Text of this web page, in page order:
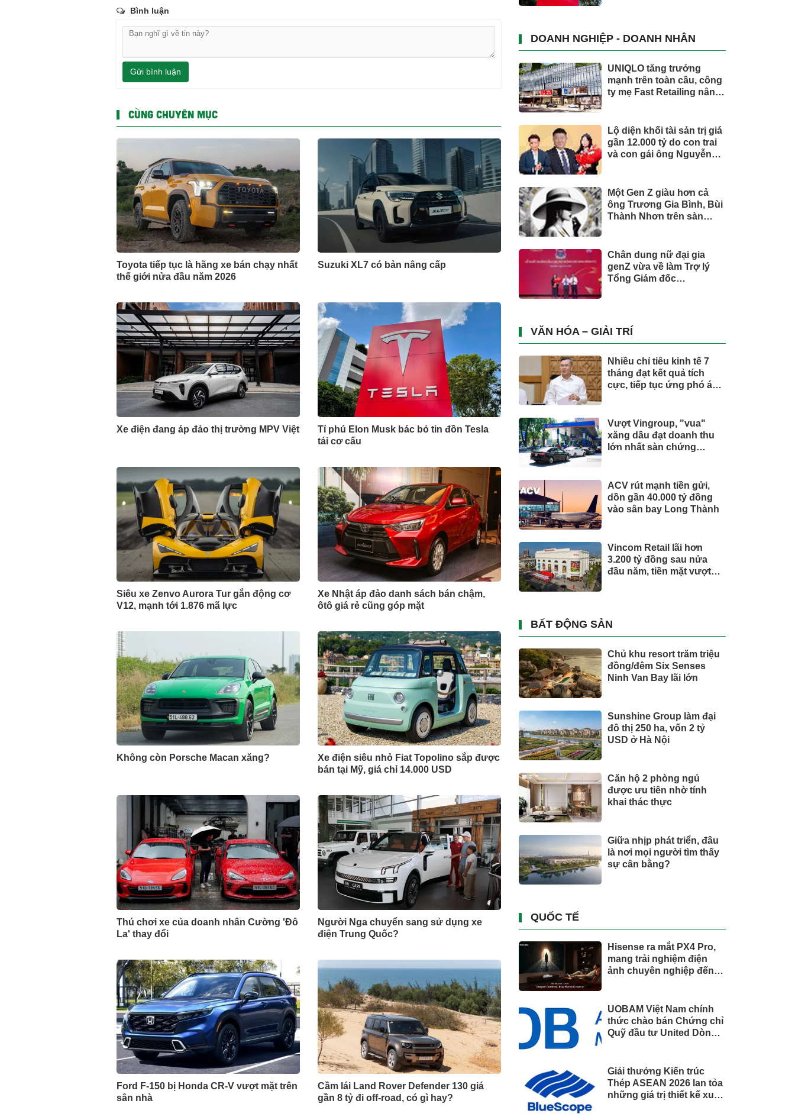
Bình luận
Gửi bình luận
CÙNG CHUYÊN MỤC
Toyota tiếp tục là hãng xe bán chạy nhất
thế giới nửa đầu năm 2026
Suzuki XL7 có bản nâng cấp
Xe điện đang áp đảo thị trường MPV Việt
Tỉ phú Elon Musk bác bỏ tin đồn Tesla
tái cơ cấu
Siêu xe Zenvo Aurora Tur gắn động cơ
V12, mạnh tới 1.876 mã lực
Xe Nhật áp đảo danh sách bán chậm,
ôtô giá rẻ cũng góp mặt
Không còn Porsche Macan xăng?
Xe điện siêu nhỏ Fiat Topolino sắp được
bán tại Mỹ, giá chỉ 14.000 USD
Thú chơi xe của doanh nhân Cường 'Đô
La' thay đổi
Người Nga chuyển sang sử dụng xe
điện Trung Quốc?
Ford F-150 bị Honda CR-V vượt mặt trên
sân nhà
Cầm lái Land Rover Defender 130 giá
gần 8 tỷ đi off-road, có gì hay?
DOANH NGHIỆP - DOANH NHÂN
UNIQLO tăng trưởng
mạnh trên toàn cầu, công
ty mẹ Fast Retailing nâng
Lộ diện khối tài sản trị giá
gần 12.000 tỷ do con trai
và con gái ông Nguyễn
Một Gen Z giàu hơn cả
ông Trương Gia Bình, Bùi
Thành Nhơn trên sàn
Chân dung nữ đại gia
genZ vừa về làm Trợ lý
Tổng Giám đốc
trụ, nắm giữ khối tài sản
hàng nghìn tỷ
VĂN HÓA – GIẢI TRÍ
Nhiều chỉ tiêu kinh tế 7
tháng đạt kết quả tích
cực, tiếp tục ứng phó áp
Vượt Vingroup, "vua"
xăng dầu đạt doanh thu
lớn nhất sàn chứng
ACV rút mạnh tiền gửi,
dồn gần 40.000 tỷ đồng
vào sân bay Long Thành
Vincom Retail lãi hơn
3.200 tỷ đồng sau nửa
đầu năm, tiền mặt vượt
BẤT ĐỘNG SẢN
Chủ khu resort trăm triệu
đồng/đêm Six Senses
Ninh Van Bay lãi lớn
Sunshine Group làm đại
đô thị 250 ha, vốn 2 tỷ
USD ở Hà Nội
Căn hộ 2 phòng ngủ
được ưu tiên nhờ tính
khai thác thực
Giữa nhịp phát triển, đâu
là nơi mọi người tìm thấy
sự cân bằng?
QUỐC TẾ
Hisense ra mắt PX4 Pro,
mang trải nghiệm điện
ảnh chuyên nghiệp đến
UOBAM Việt Nam chính
thức chào bán Chứng chỉ
Quỹ đầu tư United Dòng
Giải thưởng Kiến trúc
Thép ASEAN 2026 lan tỏa
những giá trị thiết kế xuất